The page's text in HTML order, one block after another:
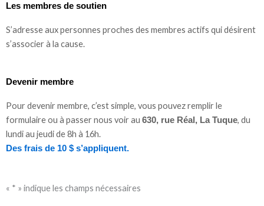
Les membres de soutien
S’adresse aux personnes proches des membres actifs qui désirent
s’associer à la cause.
Devenir membre
Pour devenir membre, c’est simple, vous pouvez remplir le
formulaire ou à passer nous voir au 630, rue Réal, La Tuque, du
lundi au jeudi de 8h à 16h.
Des frais de 10 $ s’appliquent.
« * » indique les champs nécessaires